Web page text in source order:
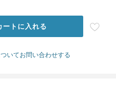
ートに入れる
いてお問い合わせする